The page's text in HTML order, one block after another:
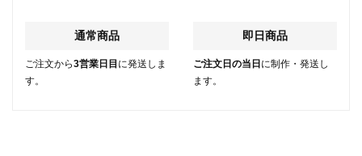
通常商品
ご注文から3営業日目 に発送しま
す。
即日商品
ご注文日の当日 に制作・発送し
ます。